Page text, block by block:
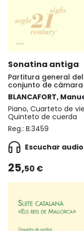
Sonatina antiga
Partitura general del
conjunto de cámara
BLANCAFORT,
Piano, Cuarteto de
Quinteto de cuerda
Reg.: B.3459
Escuchar audio
25,50 €